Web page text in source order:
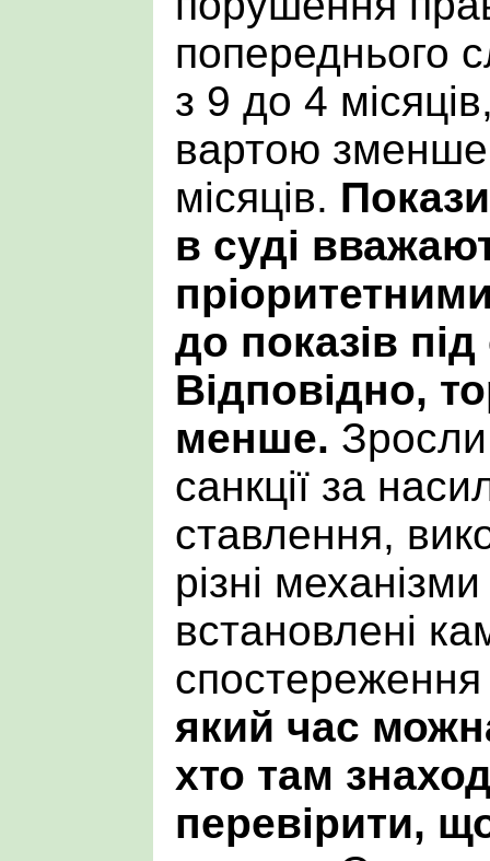
попереднього
з 9 до 4
вартою
місяців.
в суді
до показів
Відповідно,
менше. Зросли
санкції за
ставлення,
різні
встановлені
який час
хто там
перевірити,